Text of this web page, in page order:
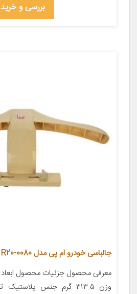
بررسی و خرید
جالباسی خودرو ام پی مدل R20-0080